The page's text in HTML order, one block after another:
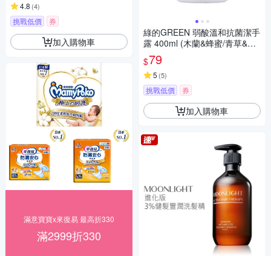
4.8 (4)
挑戰低價 券
加入購物車
滿意寶寶x來復易 最高折330
滿2999折330
綠的GREEN 弱酸溫和抗菌潔手
露 400ml (木蘭&蜂蜜/青草&檸
檬草/茉莉&檸檬)
$79
5 (5)
挑戰低價 券
加入購物車